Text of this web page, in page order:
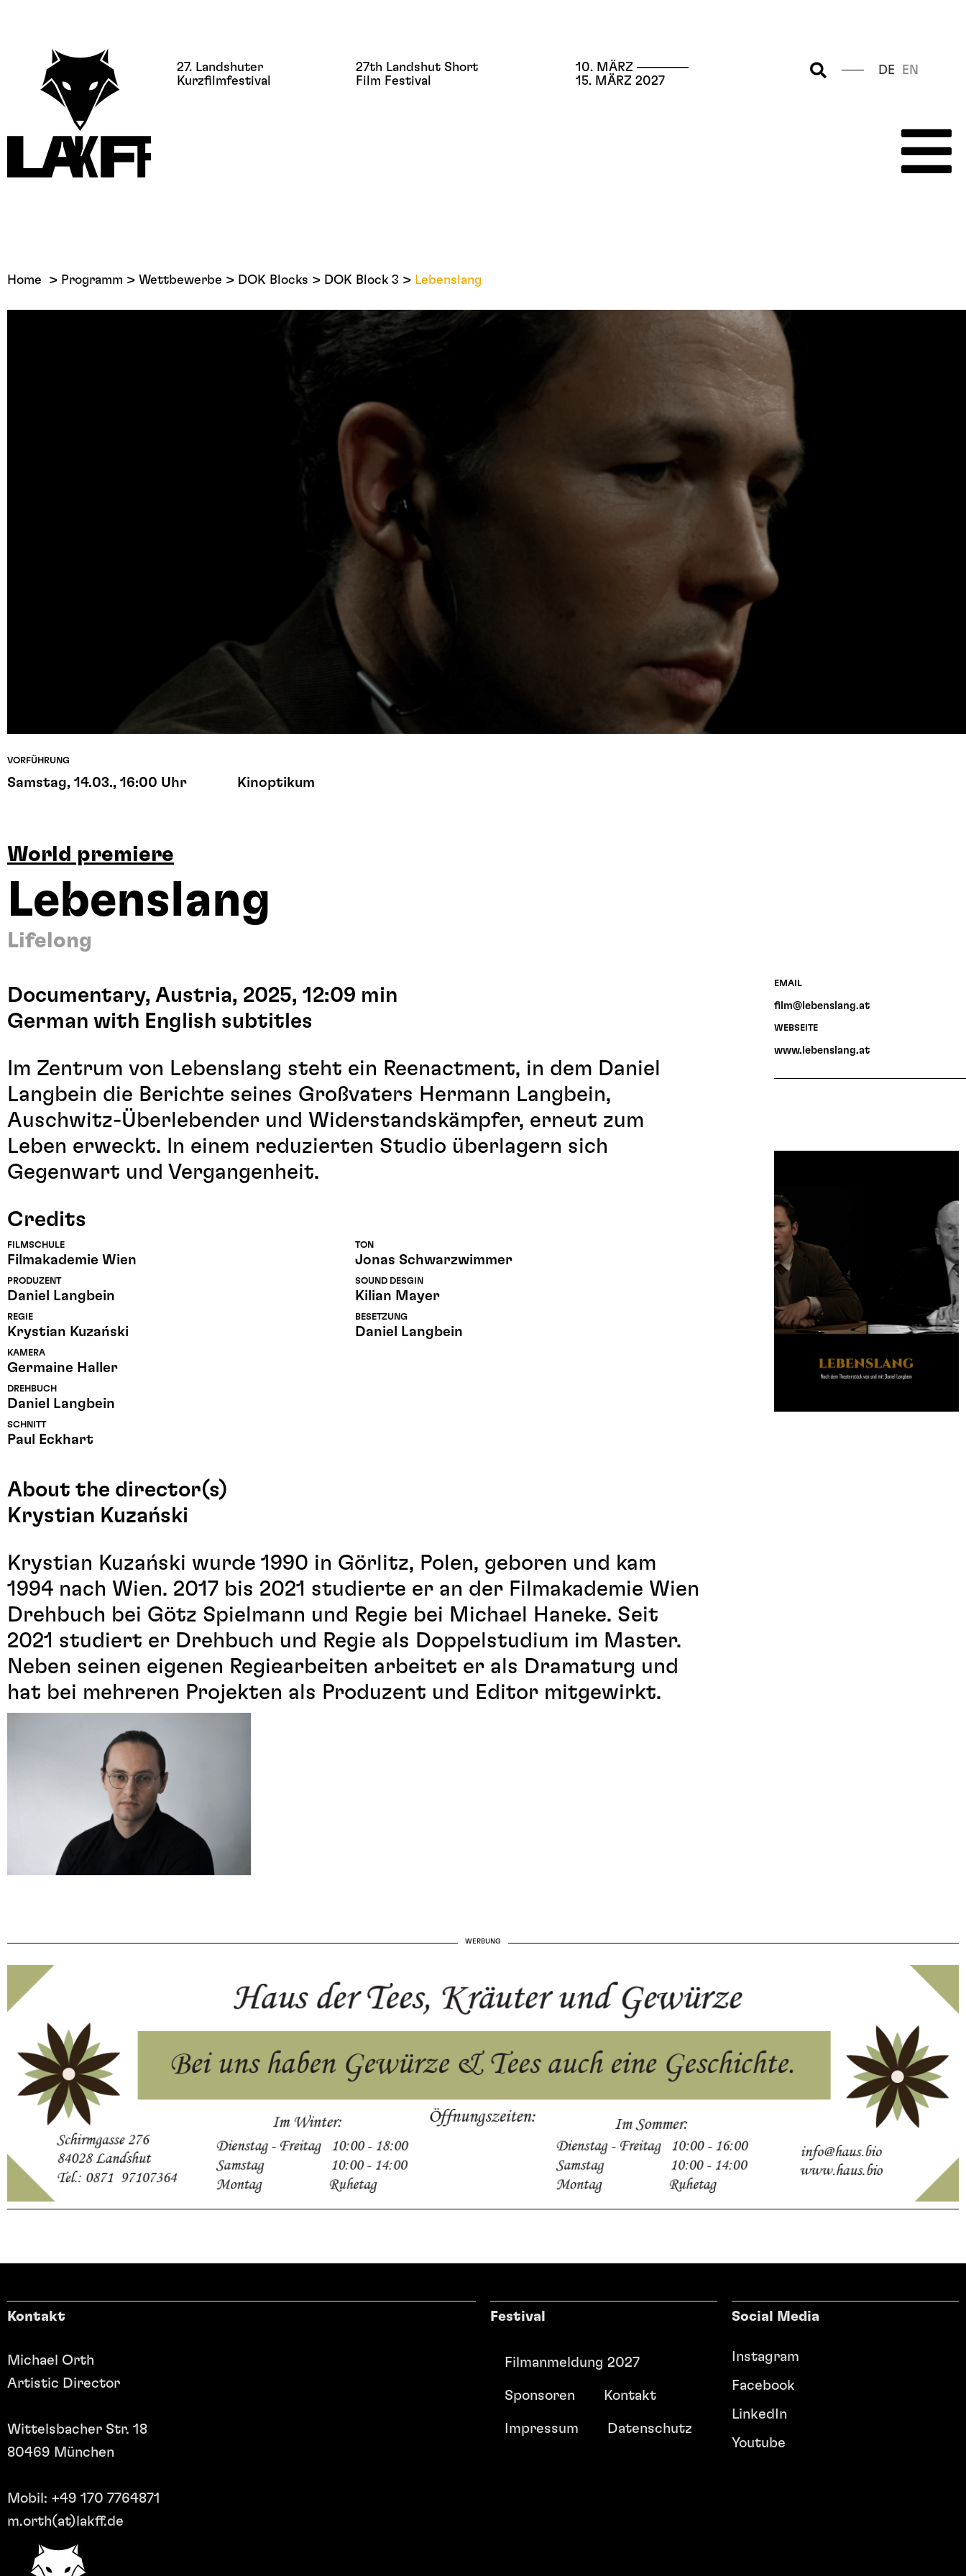
27. Landshuter
Kurzfilmfestival
27th Landshut Short
Film Festival
10. MÄRZ ––––––––
15. MÄRZ 2027
DE EN
Home Programm Wettbewerbe DOK Blocks DOK Block 3 Lebenslang
VORFÜHRUNG
Samstag, 14.03., 16:00 Uhr Kinoptikum
World premiere
Lebenslang
Lifelong
Documentary, Austria, 2025, 12:09 min
German with English subtitles
Im Zentrum von Lebenslang steht ein Reenactment, in dem Daniel
Langbein die Berichte seines Großvaters Hermann Langbein,
Auschwitz-Überlebender und Widerstandskämpfer, erneut zum
Leben erweckt. In einem reduzierten Studio überlagern sich
Gegenwart und Vergangenheit.
Credits
FILMSCHULE
Filmakademie Wien
PRODUZENT
Daniel Langbein
REGIE
Krystian Kuzański
KAMERA
Germaine Haller
DREHBUCH
Daniel Langbein
SCHNITT
Paul Eckhart
TON
Jonas Schwarzwimmer
SOUND DESGIN
Kilian Mayer
BESETZUNG
Daniel Langbein
About the director(s)
Krystian Kuzański
Krystian Kuzański wurde 1990 in Görlitz, Polen, geboren und kam
1994 nach Wien. 2017 bis 2021 studierte er an der Filmakademie Wien
Drehbuch bei Götz Spielmann und Regie bei Michael Haneke. Seit
2021 studiert er Drehbuch und Regie als Doppelstudium im Master.
Neben seinen eigenen Regiearbeiten arbeitet er als Dramaturg und
hat bei mehreren Projekten als Produzent und Editor mitgewirkt.
EMAIL
film@lebenslang.at
WEBSEITE
www.lebenslang.at
WERBUNG
Kontakt
Michael Orth
Artistic Director
Wittelsbacher Str. 18
80469 München
Mobil: +49 170 7764871
m.orth(at)lakff.de
Festival
Filmanmeldung 2027
Sponsoren Kontakt
Impressum Datenschutz
Social Media
Instagram
Facebook
LinkedIn
Youtube